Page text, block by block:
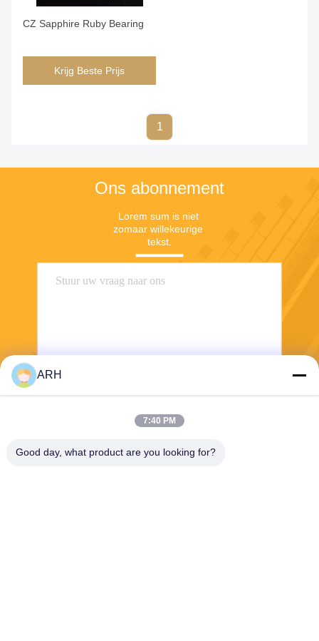
CZ Sapphire Ruby Bearing
Krijg Beste Prijs
1
Ons abonnement
Lorem sum is niet
zomaar willekeurige
tekst.
ARH
7:40 PM
Good day, what product are you looking for?